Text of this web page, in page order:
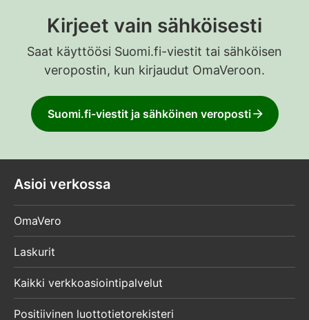
Kirjeet vain sähköisesti
Saat käyttöösi Suomi.fi-viestit tai sähköisen
veropostin, kun kirjaudut OmaVeroon.
Suomi.fi-viestit ja sähköinen veroposti
Asioi verkossa
OmaVero
Laskurit
Kaikki verkkoasiointipalvelut
Positiivinen luottotietorekisteri